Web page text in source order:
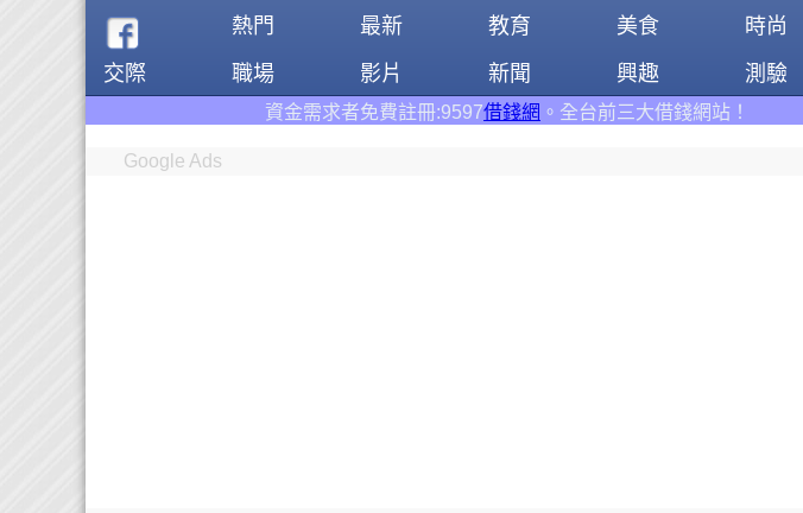
熱門 最新 教育 美食 時尚
交際
職場 影片 新聞 興趣 測驗
資金需求者免費註冊:9597借錢網。全台前三大借錢網站！
Google Ads